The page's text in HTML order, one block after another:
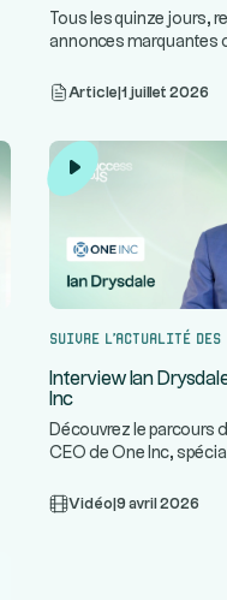
Tous les quinze jours,
annonces marquantes
Article 1 juillet 2026
Suivre l’actualité
Interview Ian
Inc
Découvrez le parcours
CEO de One Inc,
Vidéo 9 avril 2026